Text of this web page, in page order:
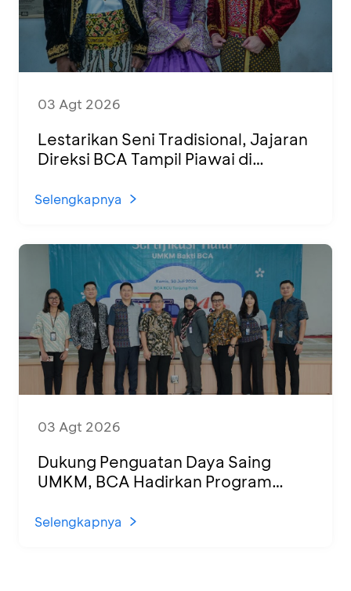
03 Agt 2026
Lestarikan Seni Tradisional, Jajaran
Direksi BCA Tampil Piawai di
Selengkapnya
03 Agt 2026
Dukung Penguatan Daya Saing
UMKM, BCA Hadirkan Program
di KCU Tanjung Priok
Selengkapnya